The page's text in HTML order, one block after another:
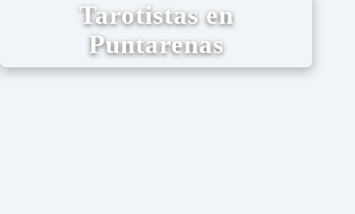
Tarotistas en
Puntarenas